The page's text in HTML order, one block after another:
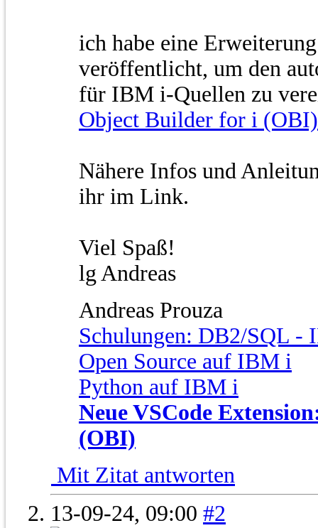
ich habe eine
veröffentlicht, um den
für IBM i-Quellen zu
Object Builder for i (OBI)
Nähere Infos und
ihr im Link.
Viel Spaß!
lg Andreas
Andreas Prouza
Schulungen: DB2/SQL -
Open Source auf IBM i
Python auf IBM i
Neue VSCode
(OBI)
Mit Zitat antworten
13-09-24, 09:00 #2